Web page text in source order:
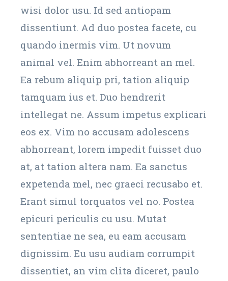
wisi dolor usu. Id sed antiopam
dissentiunt. Ad duo postea facete, cu
quando inermis vim. Ut novum
animal vel. Enim abhorreant an mel.
Ea rebum aliquip pri, tation aliquip
tamquam ius et. Duo hendrerit
intellegat ne. Assum impetus explicari
eos ex. Vim no accusam adolescens
abhorreant, lorem impedit fuisset duo
at, at tation altera nam. Ea sanctus
expetenda mel, nec graeci recusabo et.
Erant simul torquatos vel no. Postea
epicuri periculis cu usu. Mutat
sententiae ne sea, eu eam accusam
dignissim. Eu usu audiam corrumpit
dissentiet, an vim clita diceret, paulo